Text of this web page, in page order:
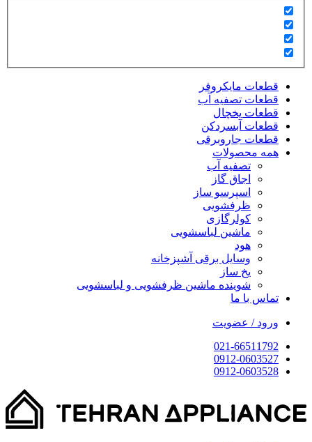
قطعات مایکروفر
قطعات تصفیه آب
قطعات یخچال
قطعات آبسردکن
قطعات جاروبرقی
همه محصولات
تصفیه آب
اجاق گاز
اسپرسو ساز
ظرفشویی
کولرگازی
ماشین لباسشویی
هود
وسایل برقی آشپزخانه
یخ ساز
شوینده ماشین ظرفشویی و لباسشویی
تماس با ما
ورود / عضویت
021-66511792
0912-0603527
0912-0603528